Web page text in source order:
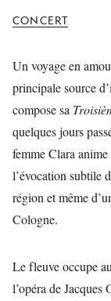
CONCERT
Un voyage en
principale source
compose sa
quelques jours
femme Clara
l’évocation subtile
région et même
Cologne.
Le fleuve occupe
l’opéra de Jacques